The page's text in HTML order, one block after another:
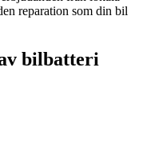
reparation som din bil
bilbatteri